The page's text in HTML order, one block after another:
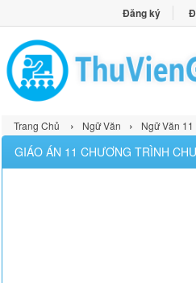
Đăng ký
Trang Chủ › Ngữ Văn › Ngữ Văn 11
GIÁO ÁN 11 CHƯƠNG TRÌNH